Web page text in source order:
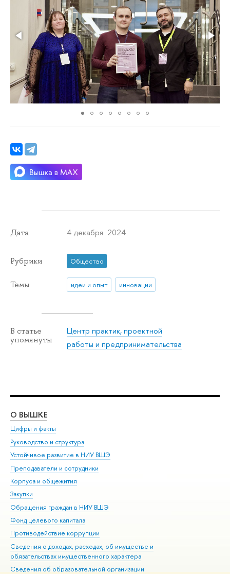
Дата 4 декабря 2024
Рубрики Общество
Темы идеи и опыт инновации
В статье
упомянуты
Центр практик, проектной
работы и предпринимательства
О ВЫШКЕ
Цифры и факты
Руководство и структура
Устойчивое развитие в НИУ ВШЭ
Преподаватели и сотрудники
Корпуса и общежития
Закупки
Обращения граждан в НИУ ВШЭ
Фонд целевого капитала
Противодействие коррупции
Сведения о доходах, расходах, об имуществе и
обязательствах имущественного характера
Сведения об образовательной организации